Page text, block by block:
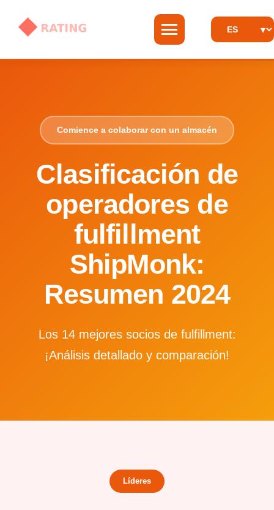
Comience a colaborar con un almacén
Clasificación de
operadores de
fulfillment
ShipMonk:
Resumen 2024
Los 14 mejores socios de fulfillment:
¡Análisis detallado y comparación!
Líderes